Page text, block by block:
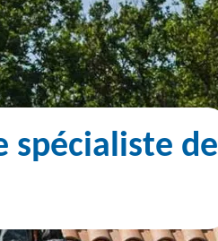
spécialiste de